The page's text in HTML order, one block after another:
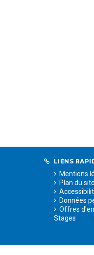
LIENS
Mentions
Plan du site
Données
Offres
Stages